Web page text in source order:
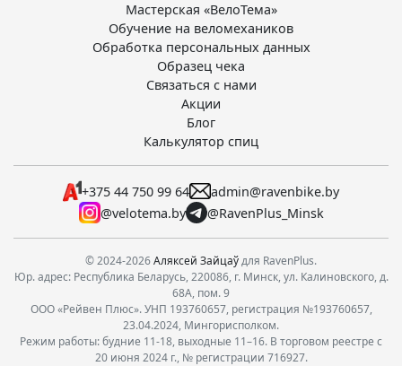
Мастерская «ВелоТема»
Обучение на веломехаников
Обработка персональных данных
Образец чека
Связаться с нами
Акции
Блог
Калькулятор спиц
+375 44 750 99 64
admin@ravenbike.by
@velotema.by
@RavenPlus_Minsk
© 2024-2026Аляксей Зайцаўдля RavenPlus.
Юр. адрес: Республика Беларусь, 220086, г. Минск, ул. Калиновского, д.
68А, пом. 9
ООО «Рейвен Плюс». УНП 193760657, регистрация №193760657,
23.04.2024, Мингорисполком.
Режим работы: будние 11-18, выходные 11–16. В торговом реестре с
20 июня 2024 г., № регистрации 716927.